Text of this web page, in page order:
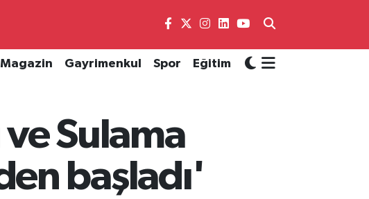
Magazin Gayrimenkul Spor Eğitim
ve Sulama
başladı'